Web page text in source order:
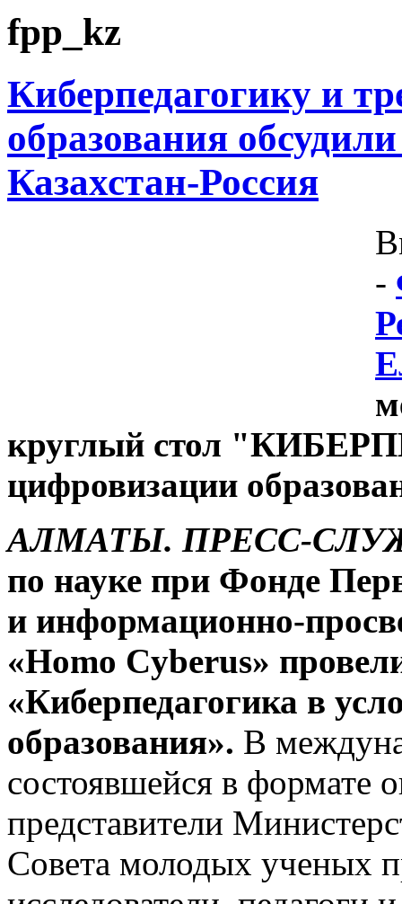
fpp_kz
Киберпедагогику и
образования
Казахстан-Россия
-
круглый стол
цифровизации
АЛМАТЫ. ПРЕСС-
по науке при Фонде
и информационно-
«Homo Cyberus»
«Киберпедагогика в
образования». В
состоявшейся в формате
представители
Совета молодых